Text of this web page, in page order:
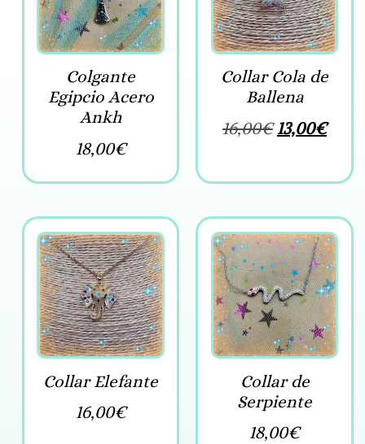
Colgante
Egipcio Acero
Ankh
18,00€
Collar Cola de
Ballena
16,00€ 13,00€
Collar Elefante
16,00€
Collar de
Serpiente
18,00€